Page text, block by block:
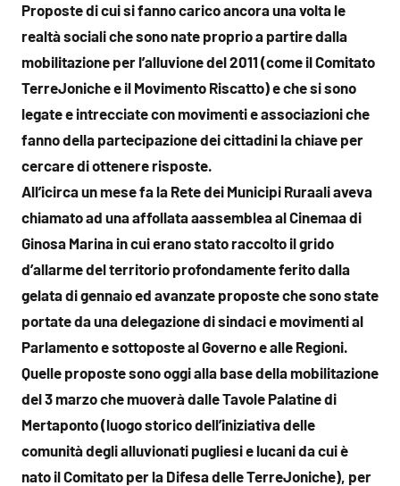
Proposte di cui si fanno carico ancora una volta le
realtà sociali che sono nate proprio a partire dalla
mobilitazione per l’alluvione del 2011 (come il Comitato
TerreJoniche e il Movimento Riscatto) e che si sono
legate e intrecciate con movimenti e associazioni che
fanno della partecipazione dei cittadini la chiave per
cercare di ottenere risposte.
All’icirca un mese fa la Rete dei Municipi Ruraali aveva
chiamato ad una affollata aassemblea al Cinemaa di
Ginosa Marina in cui erano stato raccolto il grido
d’allarme del territorio profondamente ferito dalla
gelata di gennaio ed avanzate proposte che sono state
portate da una delegazione di sindaci e movimenti al
Parlamento e sottoposte al Governo e alle Regioni.
Quelle proposte sono oggi alla base della mobilitazione
del 3 marzo che muoverà dalle Tavole Palatine di
Mertaponto (luogo storico dell’iniziativa delle
comunità degli alluvionati pugliesi e lucani da cui è
nato il Comitato per la Difesa delle TerreJoniche), per